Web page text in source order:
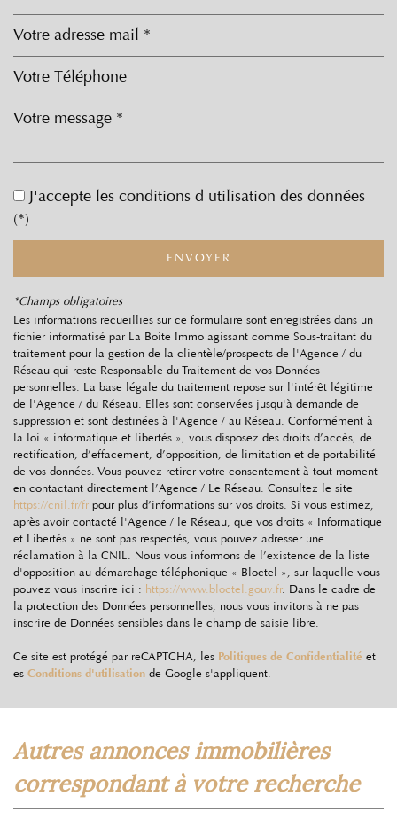
École maternelle
statistiques
Nombre d'habitants
5 978
Propriétaires (vs. locataires)
78,35 %
Taxe habitation
10,65 %
Taxe foncière
11,61 %
Habitants de moins de 25 ans
36,54 %
Habitants de 25 à 55 ans
38,10 %
Habitants de plus de 55 ans
25,36 %
Nombre d'enfants par famille
1,23
Familles sans enfant
39,32 %
Familles avec 1 ou 2 enfants
45,09 %
Appartements
9,59 %
J'accepte les conditions d'utilisation des données
(*)
ENVOYER
*Champs obligatoires
Les informations recueillies sur ce formulaire sont enregistrées dans un
fichier informatisé par La Boite Immo agissant comme Sous-traitant du
traitement pour la gestion de la clientèle/prospects de l'Agence / du
Réseau qui reste Responsable du Traitement de vos Données
personnelles. La base légale du traitement repose sur l'intérêt légitime
de l'Agence / du Réseau. Elles sont conservées jusqu'à demande de
suppression et sont destinées à l'Agence / au Réseau. Conformément à
la loi « informatique et libertés », vous disposez des droits d’accès, de
rectification, d’effacement, d’opposition, de limitation et de portabilité
de vos données. Vous pouvez retirer votre consentement à tout moment
en contactant directement l’Agence / Le Réseau. Consultez le site
https://cnil.fr/fr pour plus d’informations sur vos droits. Si vous estimez,
après avoir contacté l'Agence / le Réseau, que vos droits « Informatique
et Libertés » ne sont pas respectés, vous pouvez adresser une
réclamation à la CNIL. Nous vous informons de l’existence de la liste
d'opposition au démarchage téléphonique « Bloctel », sur laquelle vous
pouvez vous inscrire ici : https://www.bloctel.gouv.fr. Dans le cadre de
la protection des Données personnelles, nous vous invitons à ne pas
inscrire de Données sensibles dans le champ de saisie libre.
Ce site est protégé par reCAPTCHA, les Politiques de Confidentialité et
es Conditions d'utilisation de Google s'appliquent.
autres annonces immobilières
correspondant à votre recherche